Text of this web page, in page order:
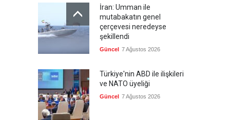
İran: Umman ile
mutabakatın genel
çerçevesi neredeyse
şekillendi
Güncel 7 Ağustos 2026
Türkiye'nin ABD ile ilişkileri
ve NATO üyeliği
Güncel 7 Ağustos 2026